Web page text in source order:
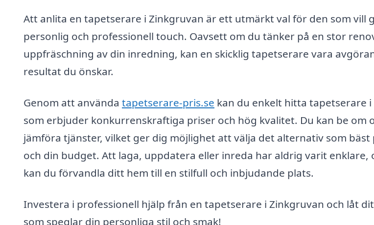
Att anlita en tapetserare i Zinkgruvan är ett utmärkt val för den som vill
personlig och professionell touch. Oavsett om du tänker på en stor
uppfräschning av din inredning, kan en skicklig tapetserare vara
resultat du önskar.
Genom att använda tapetserare-pris.se kan du enkelt hitta tapetserare
som erbjuder konkurrenskraftiga priser och hög kvalitet. Du kan be om
jämföra tjänster, vilket ger dig möjlighet att välja det alternativ som bäst
och din budget. Att laga, uppdatera eller inreda har aldrig varit enklare,
kan du förvandla ditt hem till en stilfull och inbjudande plats.
Investera i professionell hjälp från en tapetserare i Zinkgruvan och låt
som speglar din personliga stil och smak!